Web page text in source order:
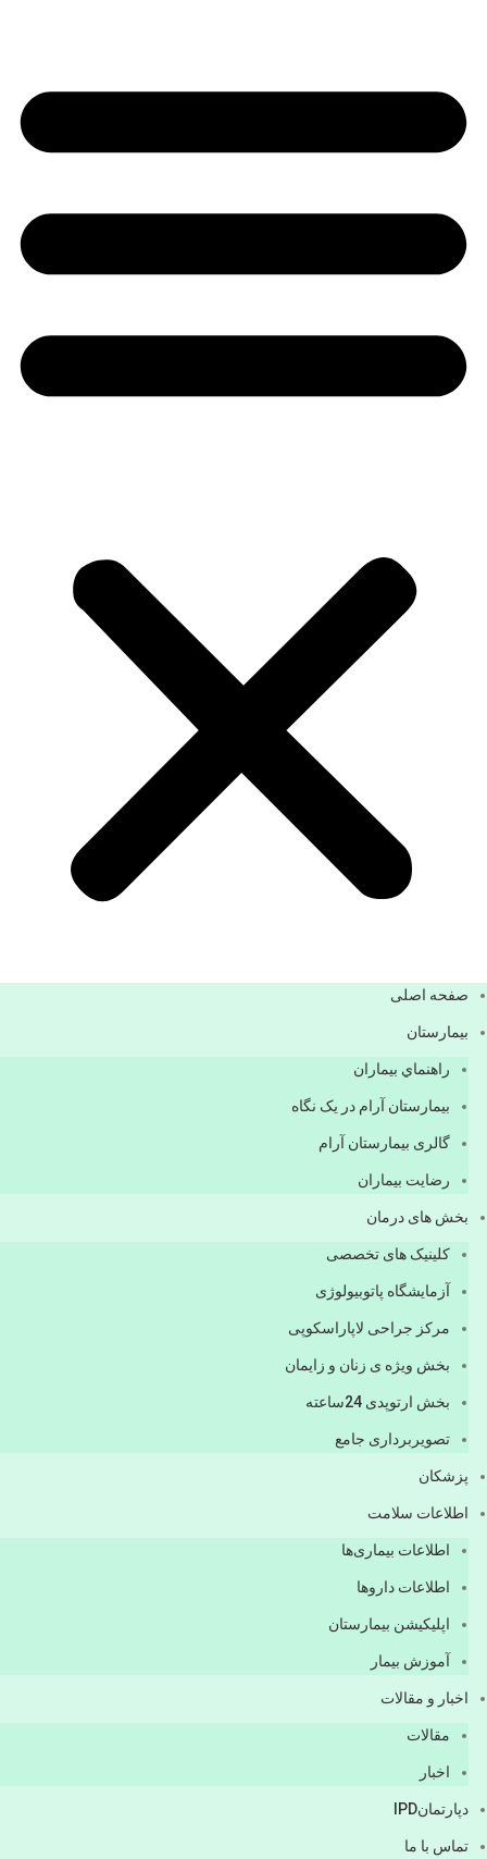
صفحه اصلی
بيمارستان
راهنماي بیماران
بیمارستان آرام در یک نگاه
گالری بیمارستان آرام
رضایت بیماران
بخش های درمان
کلینیک های تخصصی
آزمایشگاه پاتوبیولوژی
مرکز جراحی لاپاراسکوپی
بخش ویژه ی زنان و زایمان
بخش ارتوپدی 24ساعته
تصویربرداری جامع
پزشكان
اطلاعات سلامت
اطلاعات بیماری‌ها
اطلاعات دارو‌ها
اپليكيشن بيمارستان
آموزش بیمار
اخبار و مقالات
مقالات
اخبار
دپارتمانIPD
تماس با ما